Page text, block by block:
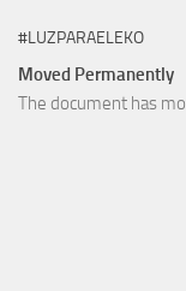
#LUZPARAELEKO
Moved Permanently
The document has